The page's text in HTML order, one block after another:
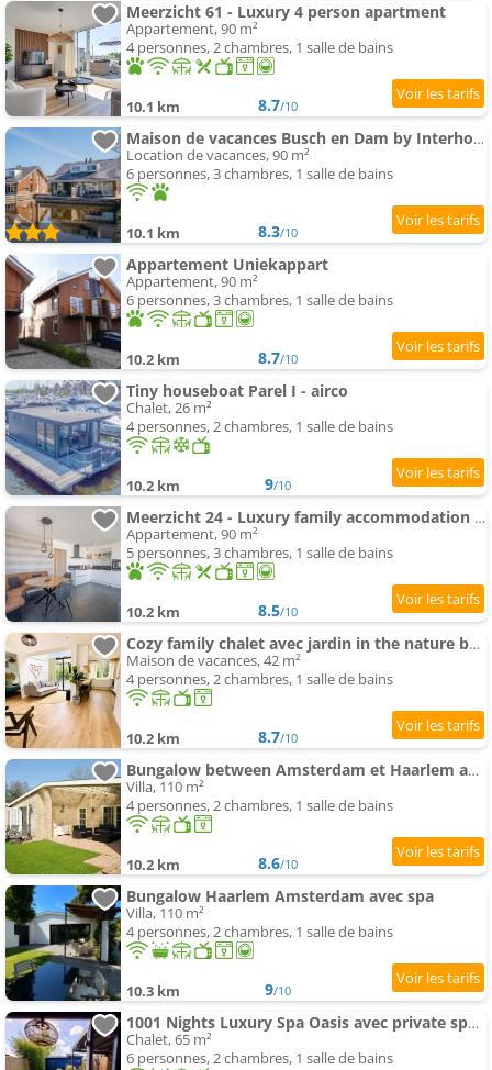
Meerzicht 61 - Luxury 4 person apartment
Appartement, 90 m²
4 personnes, 2 chambres, 1 salle de bains
10.1 km 8.7/10
Maison de vacances Busch en Dam by Interhome
Location de vacances, 90 m²
6 personnes, 3 chambres, 1 salle de bains
10.1 km 8.3/10
Appartement Uniekappart
Appartement, 90 m²
6 personnes, 3 chambres, 1 salle de bains
10.2 km 8.7/10
Tiny houseboat Parel I - airco
Chalet, 26 m²
4 personnes, 2 chambres, 1 salle de bains
10.2 km 9/10
Meerzicht 24 - Luxury family accommodation avec lake side view
Appartement, 90 m²
5 personnes, 3 chambres, 1 salle de bains
10.2 km 8.5/10
Cozy family chalet avec jardin in the nature between Amsterdam Haarlem et Schiphol Airport
Maison de vacances, 42 m²
4 personnes, 2 chambres, 1 salle de bains
10.2 km 8.7/10
Bungalow between Amsterdam et Haarlem avec sauna
Villa, 110 m²
4 personnes, 2 chambres, 1 salle de bains
10.2 km 8.6/10
Bungalow Haarlem Amsterdam avec spa
Villa, 110 m²
4 personnes, 2 chambres, 1 salle de bains
10.3 km 9/10
1001 Nights Luxury Spa Oasis avec private spa sauna et jardin between Amsterdam Haarlem et Schipho
Chalet, 65 m²
6 personnes, 2 chambres, 1 salle de bains